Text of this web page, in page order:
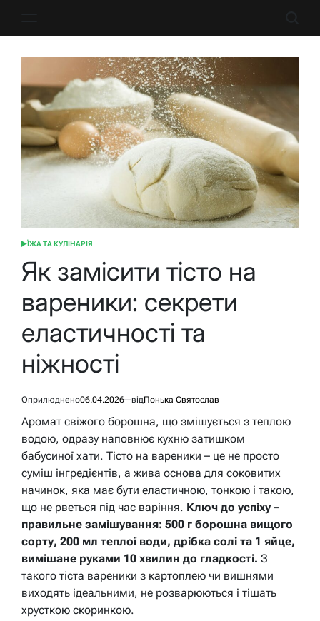
ОПУБЛІКУВАТИ
ЇЖА ТА КУЛІНАРІЯ
Як замісити тісто на
вареники: секрети
еластичності та
ніжності
Оприлюднено06.04.2026 відПонька Святослав
Аромат свіжого борошна, що змішується з теплою
водою, одразу наповнює кухню затишком
бабусиної хати. Тісто на вареники – це не просто
суміш інгредієнтів, а жива основа для соковитих
начинок, яка має бути еластичною, тонкою і такою,
що не рветься під час варіння. Ключ до успіху –
правильне замішування: 500 г борошна вищого
сорту, 200 мл теплої води, дрібка солі та 1 яйце,
вимішане руками 10 хвилин до гладкості. З
такого тіста вареники з картоплею чи вишнями
виходять ідеальними, не розварюються і тішать
хрусткою скоринкою.